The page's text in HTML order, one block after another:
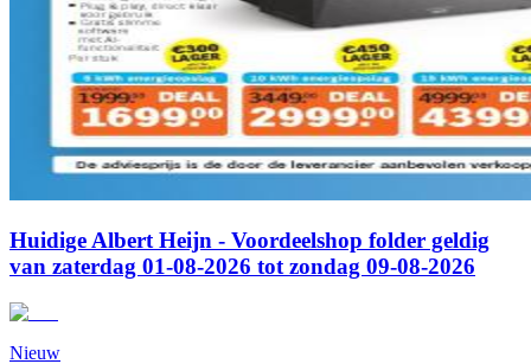
Huidige Albert Heijn - Voordeelshop folder geldig
van zaterdag 01-08-2026 tot zondag 09-08-2026
Nieuw